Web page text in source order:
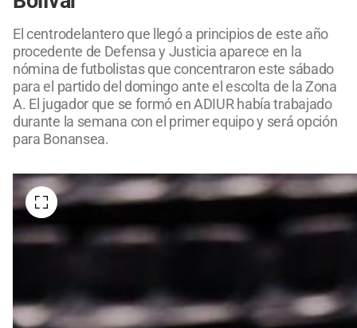
El centrodelantero que llegó a principios de este año
procedente de Defensa y Justicia aparece en la
nómina de futbolistas que concentraron este sábado
para el partido del domingo ante el escolta de la Zona
A. El jugador que se formó en ADIUR había trabajado
durante la semana con el primer equipo y será opción
para Bonansea.